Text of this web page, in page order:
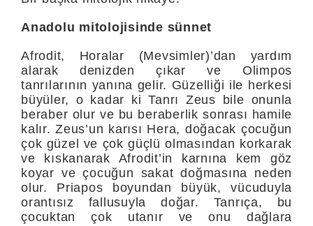
Anadolu mitolojisinde sünnet
Afrodit, Horalar (Mevsimler)’dan yardım
alarak denizden çıkar ve Olimpos
tanrılarının yanına gelir. Güzelliği ile herkesi
büyüler, o kadar ki Tanrı Zeus bile onunla
be­raber olur ve bu beraberlik sonrası hamile
kalır. Zeus’un karısı Hera, doğacak çocuğun
çok güzel ve çok güçlü olmasından korkarak
ve kıskanarak Afrodit’in karnına kem göz
koyar ve çocuğun sakat doğmasına neden
olur. Priapos boyundan büyük, vücuduyla
oran­tısız fallusuyla doğar. Tanrıça, bu
çocuktan çok utanır ve onu dağ­lara